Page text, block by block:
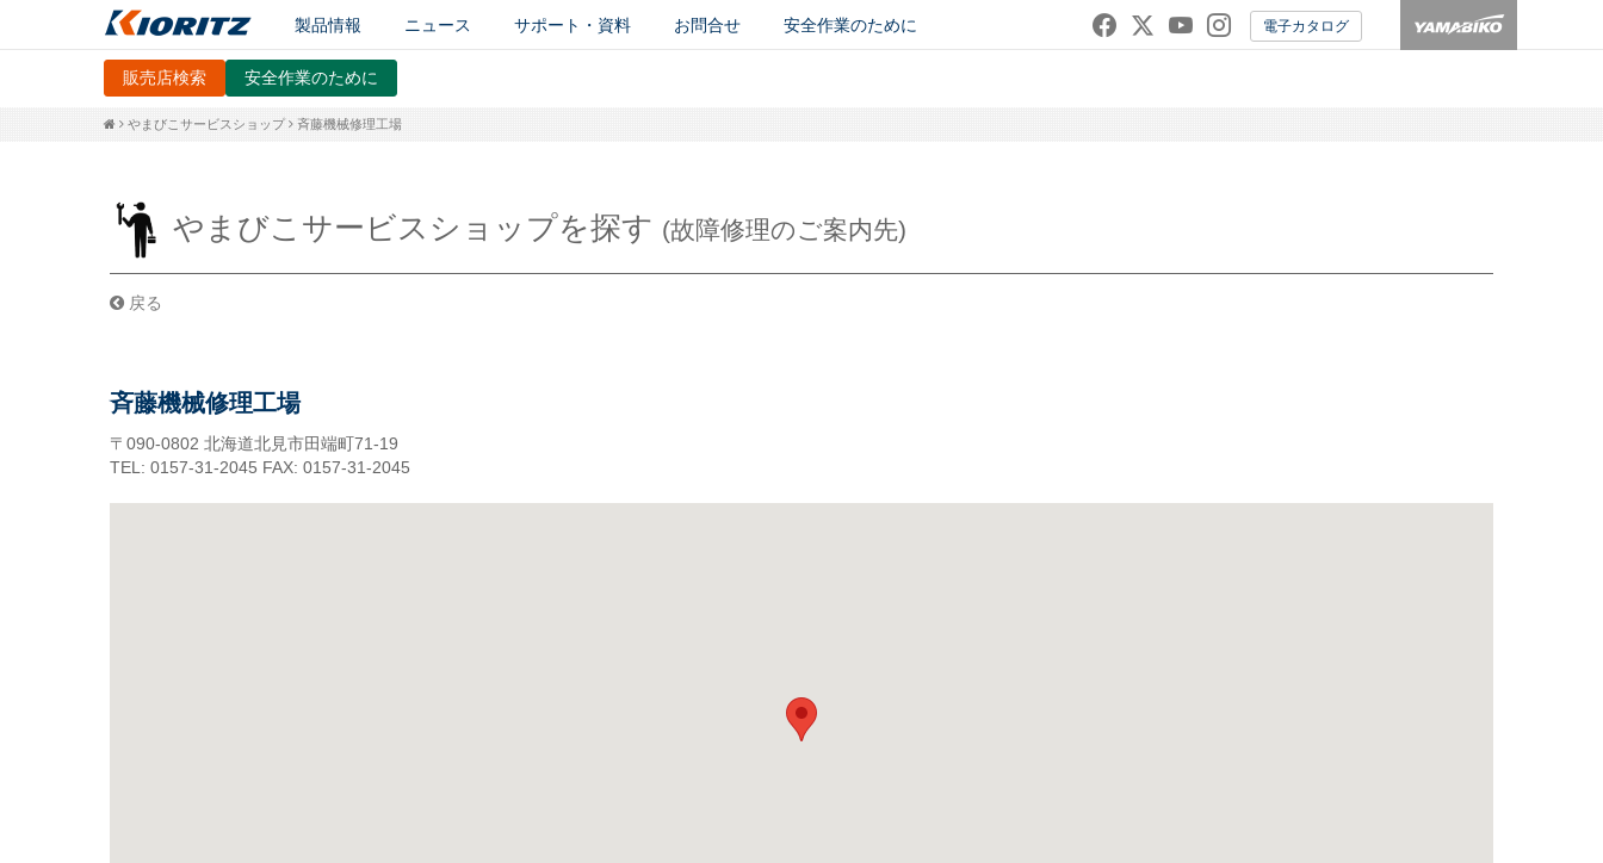
製品情報 ニュース サポート・資料 お問合せ 安全作業のために 電子カタログ
販売店検索 安全作業のために
やまびこサービスショップ 斉藤機械修理工場
やまびこサービスショップを探す (故障修理のご案内先)
戻る
斉藤機械修理工場
〒090-0802 北海道北見市田端町71-19
TEL: 0157-31-2045 FAX: 0157-31-2045